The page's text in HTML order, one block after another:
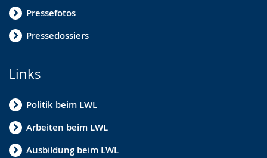
Pressefotos
Pressedossiers
Links
Politik beim LWL
Arbeiten beim LWL
Ausbildung beim LWL